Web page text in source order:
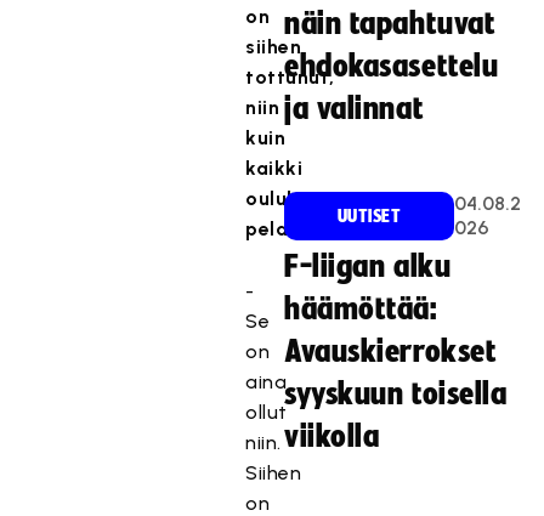
on
siihen
tottunut,
niin
kuin
kaikki
oululaiset
pelaajat
-
Se
on
aina
ollut
niin.
Siihen
on
näin tapahtuvat
ehdokasasettelu
ja valinnat
UUTISET
04.08.2
026
F-liigan alku
häämöttää:
Avauskierrokset
syyskuun toisella
viikolla